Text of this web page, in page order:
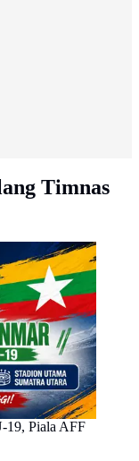
Timnas
19, Piala AFF